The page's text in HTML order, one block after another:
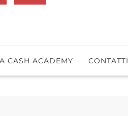
CASH ACADEMY CONTATTI